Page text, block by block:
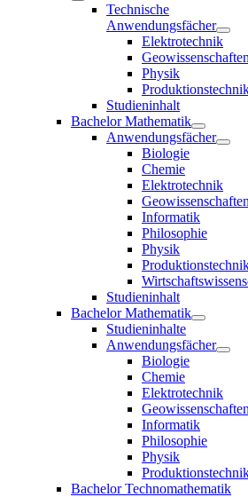
Technische
Anwendungsfächer
Elektrotechnik
Physik
Studieninhalt
Bachelor Mathematik
Anwendungsfächer
Biologie
Chemie
Elektrotechnik
Informatik
Philosophie
Physik
Studieninhalt
Bachelor Mathematik
Studieninhalte
Anwendungsfächer
Biologie
Chemie
Elektrotechnik
Informatik
Philosophie
Physik
Bachelor Technomathematik